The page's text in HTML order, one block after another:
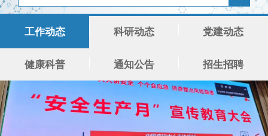
工作动态 科研动态 党建动态
健康科普 通知公告 招生招聘